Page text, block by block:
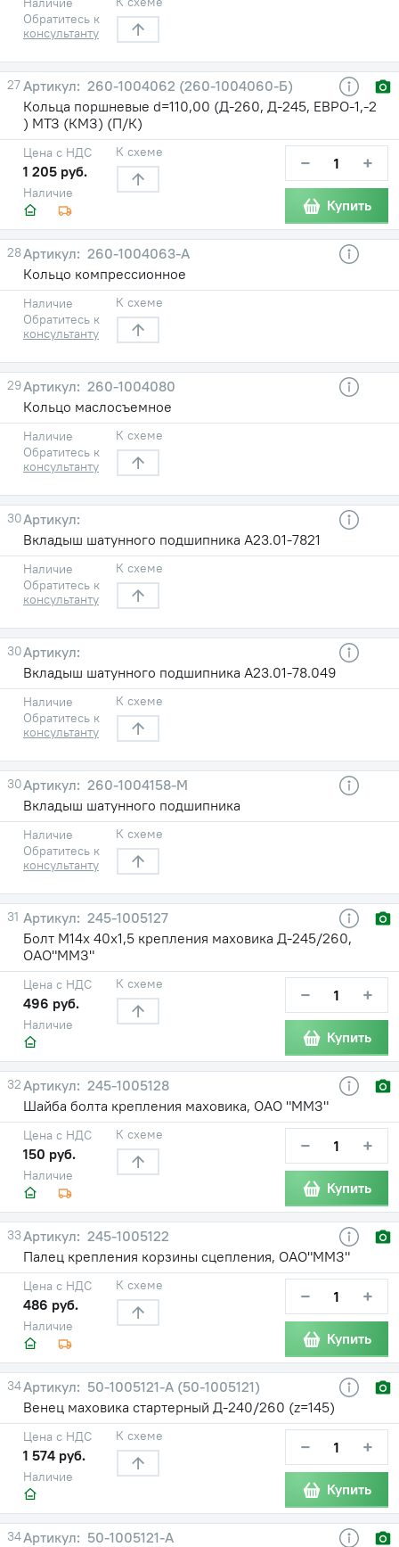
Обратитесь к
консультанту
27
260-1004062 (260-1004060-Б)
Кольца поршневые d=110,00 (Д-260, Д-245, ЕВРО-1,-2
) МТЗ (КМЗ) (П/К)
Наличие
Цена с НДС
1 205 руб.
К схеме − +
Купить
28
260-1004063-А
Кольцо компрессионное
Наличие
Обратитесь к
консультанту
К схеме
29
260-1004080
Кольцо маслосъемное
Наличие
Обратитесь к
консультанту
К схеме
30
Вкладыш шатунного подшипника А23.01-7821
Наличие
Обратитесь к
консультанту
К схеме
30
Вкладыш шатунного подшипника А23.01-78.049
Наличие
Обратитесь к
консультанту
К схеме
30
260-1004158-М
Вкладыш шатунного подшипника
Наличие
Обратитесь к
консультанту
К схеме
31
245-1005127
Болт М14х 40х1,5 крепления маховика Д-245/260,
ОАО"ММЗ"
Наличие
Цена с НДС
496 руб.
К схеме − +
Купить
32
245-1005128
Шайба болта крепления маховика, ОАО "ММЗ"
Наличие
Цена с НДС
150 руб.
К схеме − +
Купить
33
245-1005122
Палец крепления корзины сцепления, ОАО"ММЗ"
Наличие
Цена с НДС
486 руб.
К схеме − +
Купить
34
50-1005121-А (50-1005121)
Венец маховика стартерный Д-240/260 (z=145)
Наличие
Цена с НДС
1 574 руб.
К схеме − +
Купить
34
50-1005121-А